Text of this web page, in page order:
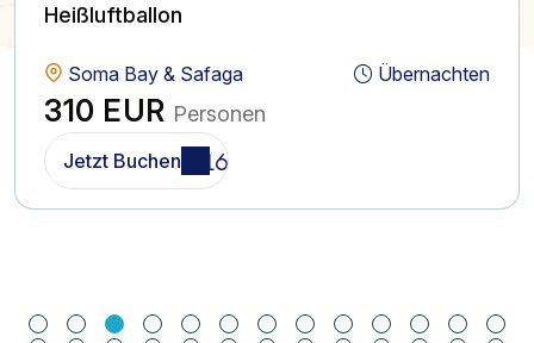
Heißluftballon
Soma Bay & Safaga Übernachten
310 EUR Personen
Jetzt Buchen